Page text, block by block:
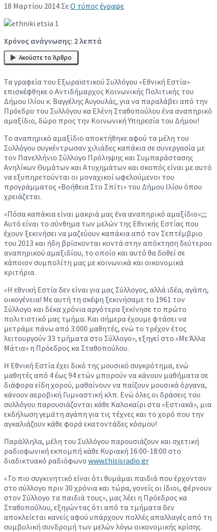
18 Μαρτίου 2014 ΣεΟ τύπος έγραψε
Χρόνος ανάγνωσης: 2λεπτά
Ακούστε το Άρθρο
Τα γραφεία του Εξωραϊστικού Συλλόγου «Εθνική Εστία»
επισκέφθηκε ο Αντιδήμαρχος Κοινωνικής Πολιτικής του
Δήμου Ιλίου κ. Βαγγέλης Αυγουλάς, για να παραλάβει από την
Πρόεδρο του Συλλόγου κα Ελένη Σταθοπούλου ένα αναπηρικό
αμαξίδιο, δώρο προς την Κοινωνική Υπηρεσία του Δήμου!
Το αναπηρικό αμαξίδιο αποκτήθηκε αφού τα μέλη του
Συλλόγου συγκέντρωσαν χιλιάδες καπάκια σε συνεργασία με
τον Πανελλήνιο Σύλλογο Πρόληψης και Συμπαράστασης
Ανηλίκων Θυμάτων και Ατυχημάτων και σκοπός είναι με αυτό
να εξυπηρετούνται οι μοναχικοί ωφελούμενοι του
προγράμματος «Βοήθεια Στο Σπίτι» του Δήμου Ιλίου όπου
χρειάζεται.
«Πόσα καπάκια είναι μακριά μας ένα αναπηρικό αμαξίδιο»;;;
Αυτό είναι το σύνθημα των μελών της Εθνικής Εστίας που
έχουν ξεκινήσει να μαζεύουν καπάκια από τον Σεπτέμβριο
του 2013 και ήδη βρίσκονται κοντά στην απόκτηση δεύτερου
αναπηρικού αμαξιδίου, το οποίο και αυτό θα δοθεί σε
κάποιον συμπολίτη μας με κοινωνικά και οικονομικά
κριτήρια.
«Η εθνική Εστία δεν είναι για μας Σύλλογος, αλλά ιδέα, αγάπη,
οικογένεια! Με αυτή τη σκέψη ξεκινήσαμε το 1961 τον
Σύλλογο και δέκα χρόνια αργότερα ξεκίνησε το πρώτο
πολιτιστικό μας τμήμα. Και σήμερα έχουμε φτάσει να
μετράμε πάνω από 3.000 μαθητές, ενώ το τρέχον έτος
λειτουργούν 33 τμήματα στο Σύλλογο», εξηγεί στο «Με Άλλα
Μάτια» η Πρόεδρος κα Σταθοπούλου.
Η Εθνική Εστία έχει δικό της μουσικό συγκρότημα, ενώ
μαθητές από 4 έως 94 ετών μπορούν να κάνουν μαθήματα σε
διάφορα είδη χορού, μαθαίνουν να παίζουν μουσικά όργανα,
κάνουν αεροβική Γυμναστική κλπ. Ενώ όλες οι δράσεις του
συλλόγου παρουσιάζονται κάθε Καλοκαίρι στα «Εστιακά», μια
εκδήλωση γεμάτη αγάπη για τις τέχνες και το χορό που την
αγκαλιάζουν κάθε φορά εκατοντάδες κόσμου!
Παράλληλα, μέλη του Συλλόγου παρουσιάζουν και σχετική
ραδιοφωνική εκπομπή κάθε Κυριακή 16:00-18:00 στο
διαδικτυακό ραδιόφωνο www.thisisradio.gr
«Το πιο συγκινητικό είναι ότι θυμάμαι παιδιά που έρχονταν
στο σύλλογο πριν 30 χρόνια και τώρα, γονείς οι ίδιοι, φέρνουν
στον Σύλλογο τα παιδιά τους», μας λέει η Πρόεδρος κα
Σταθοπούλου, εξηγώντας ότι από τα τμήματα δεν
αποκλείεται κανείς αφού υπάρχουν πολλές απαλλαγές από τη
συμβολική συνδρομή των μελών λόγω οικονομικής κρίσης.